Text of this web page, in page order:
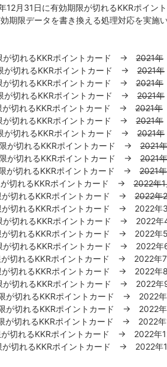
月31日に有効期限が切れるKKRポイン
期限データを書き換える処理対応を実施い
が切れるKKRポイントカード → 2021年
が切れるKKRポイントカード → 2021年
が切れるKKRポイントカード → 2021年
が切れるKKRポイントカード → 2021年
が切れるKKRポイントカード → 2021年
が切れるKKRポイントカード → 2021年
が切れるKKRポイントカード → 2021年
限が切れるKKRポイントカード → 2021年
限が切れるKKRポイントカード → 2021年
限が切れるKKRポイントカード → 2021年
が切れるKKRポイントカード → 2022年
が切れるKKRポイントカード → 2022年
が切れるKKRポイントカード → 2022年
が切れるKKRポイントカード → 2022年
が切れるKKRポイントカード → 2022年
が切れるKKRポイントカード → 2022年
が切れるKKRポイントカード → 2022年
が切れるKKRポイントカード → 2022年
が切れるKKRポイントカード → 2022年
限が切れるKKRポイントカード → 2022
限が切れるKKRポイントカード → 2022
が切れるKKRポイントカード → 2022年
が切れるKKRポイントカード → 2022年
が切れるKKRポイントカード → 2022年